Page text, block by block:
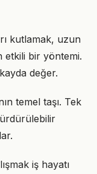
kutlamak, uzun
etkili bir yöntemi.
değer.
temel taşı. Tek
iş hayatı